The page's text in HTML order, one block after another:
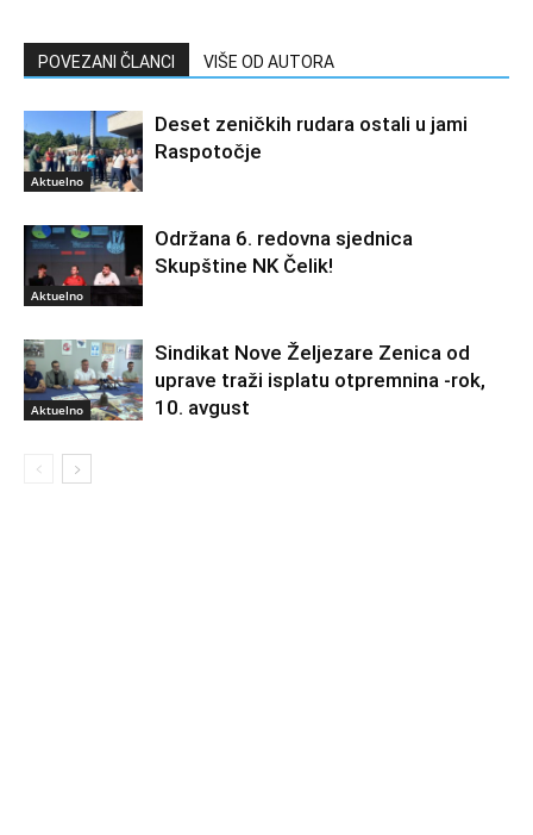
POVEZANI ČLANCI VIŠE OD AUTORA
Aktuelno
Deset zeničkih rudara ostali u jami
Raspotočje
Aktuelno
Održana 6. redovna sjednica
Skupštine NK Čelik!
Aktuelno
Sindikat Nove Željezare Zenica od
uprave traži isplatu otpremnina -rok,
10. avgust